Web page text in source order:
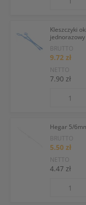
Kleszczyki
BRUTTO
9.72 zł
NETTO
7.90 zł
Hegar 5/
BRUTTO
5.50 zł
NETTO
4.47 zł